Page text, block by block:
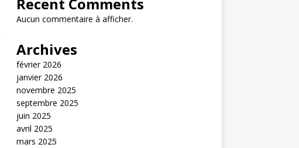
Aucun commentaire à afficher.
Archives
février 2026
janvier 2026
novembre 2025
septembre 2025
juin 2025
avril 2025
mars 2025